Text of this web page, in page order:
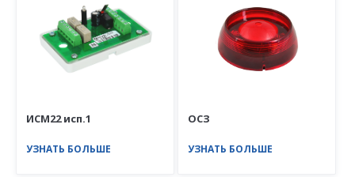
ИСМ22 исп.1
УЗНАТЬ БОЛЬШЕ
ОСЗ
УЗНАТЬ БОЛЬШЕ